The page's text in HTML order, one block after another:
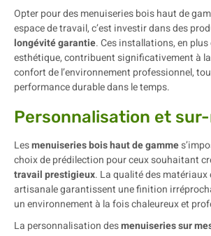
Opter pour des menuiseries bois haut de
espace de travail, c’est investir dans des
longévité garantie. Ces installations, en plus
esthétique, contribuent significativement à
confort de l’environnement professionnel,
performance durable dans le temps.
Personnalisation et
Lesmenuiseries bois haut de gamme
choix de prédilection pour ceux souhaitant
travail prestigieux. La qualité des matériaux
artisanale garantissent une finition
un environnement à la fois chaleureux et
La personnalisation desmenuiseries sur